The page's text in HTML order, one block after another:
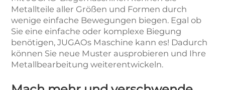
Metallteile aller Größen und Formen durch
wenige einfache Bewegungen biegen. Egal ob
Sie eine einfache oder komplexe Biegung
benötigen, JUGAOs Maschine kann es! Dadurch
können Sie neue Muster ausprobieren und Ihre
Metallbearbeitung weiterentwickeln.